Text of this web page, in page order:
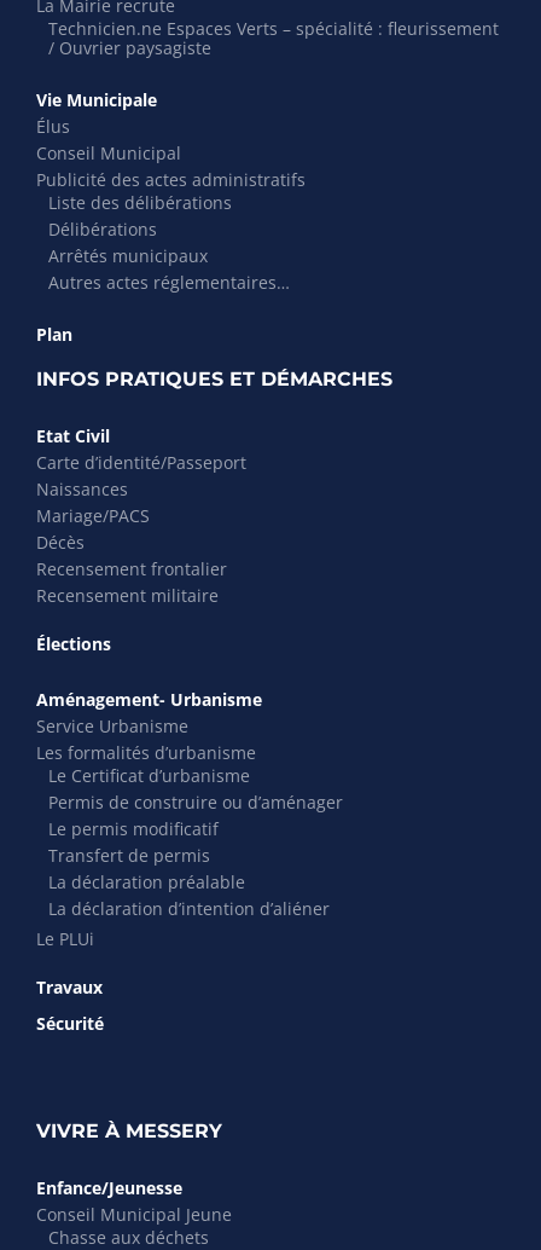
La Mairie recrute
Technicien.ne Espaces Verts – spécialité : fleurissement
/ Ouvrier paysagiste
Vie Municipale
Élus
Conseil Municipal
Publicité des actes administratifs
Liste des délibérations
Délibérations
Arrêtés municipaux
Autres actes réglementaires…
Plan
INFOS PRATIQUES ET DÉMARCHES
Etat Civil
Carte d’identité/Passeport
Naissances
Mariage/PACS
Décès
Recensement frontalier
Recensement militaire
Élections
Aménagement- Urbanisme
Service Urbanisme
Les formalités d’urbanisme
Le Certificat d’urbanisme
Permis de construire ou d’aménager
Le permis modificatif
Transfert de permis
La déclaration préalable
La déclaration d’intention d’aliéner
Le PLUi
Travaux
Sécurité
VIVRE À MESSERY
Enfance/Jeunesse
Conseil Municipal Jeune
Chasse aux déchets